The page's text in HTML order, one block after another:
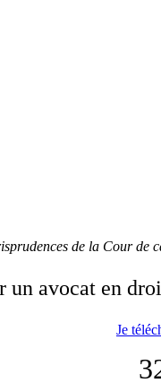
de la Cour de
un avocat en
Je